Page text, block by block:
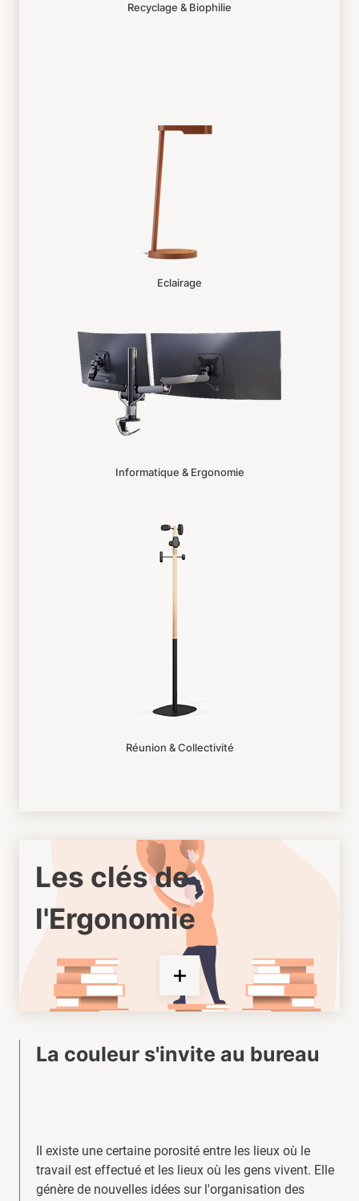
Recyclage & Biophilie
Eclairage
Informatique & Ergonomie
Réunion & Collectivité
Les clés de
l'Ergonomie
La couleur s'invite au bureau
Il existe une certaine porosité entre les lieux où le
travail est effectué et les lieux où les gens vivent. Elle
génère de nouvelles idées sur l'organisation des